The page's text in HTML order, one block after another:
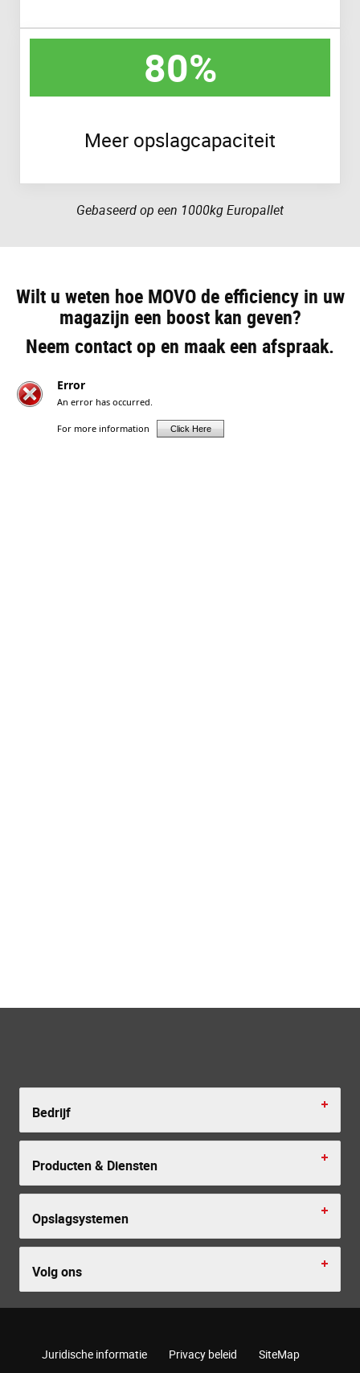
80%
Meer opslagcapaciteit
Gebaseerd op een 1000kg Europallet
Wilt u weten hoe MOVO de efficiency in uw
magazijn een boost kan geven?
Neem contact op en maak een afspraak.
Bedrijf
Producten & Diensten
Opslagsystemen
Volg ons
Juridische informatie Privacy beleid SiteMap